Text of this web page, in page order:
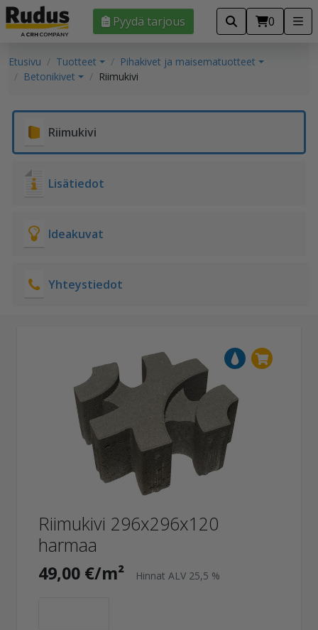
Pyydä tarjous 0
Etusivu Tuotteet
Pihakivet ja maisematuotteet
Betonikivet
Riimukivi
Riimukivi
Lisätiedot
Ideakuvat
Yhteystiedot
Riimukivi 296x296x120
harmaa
49,00 €/m² Hinnat ALV 25,5 %